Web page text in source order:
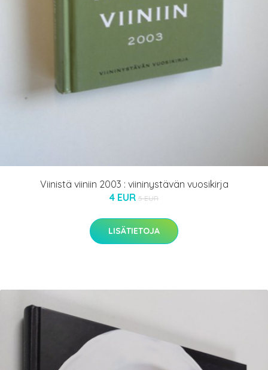
Viinistä viiniin 2003 : viininystävän vuosikirja
4 EUR 5 EUR
LISÄTIETOJA